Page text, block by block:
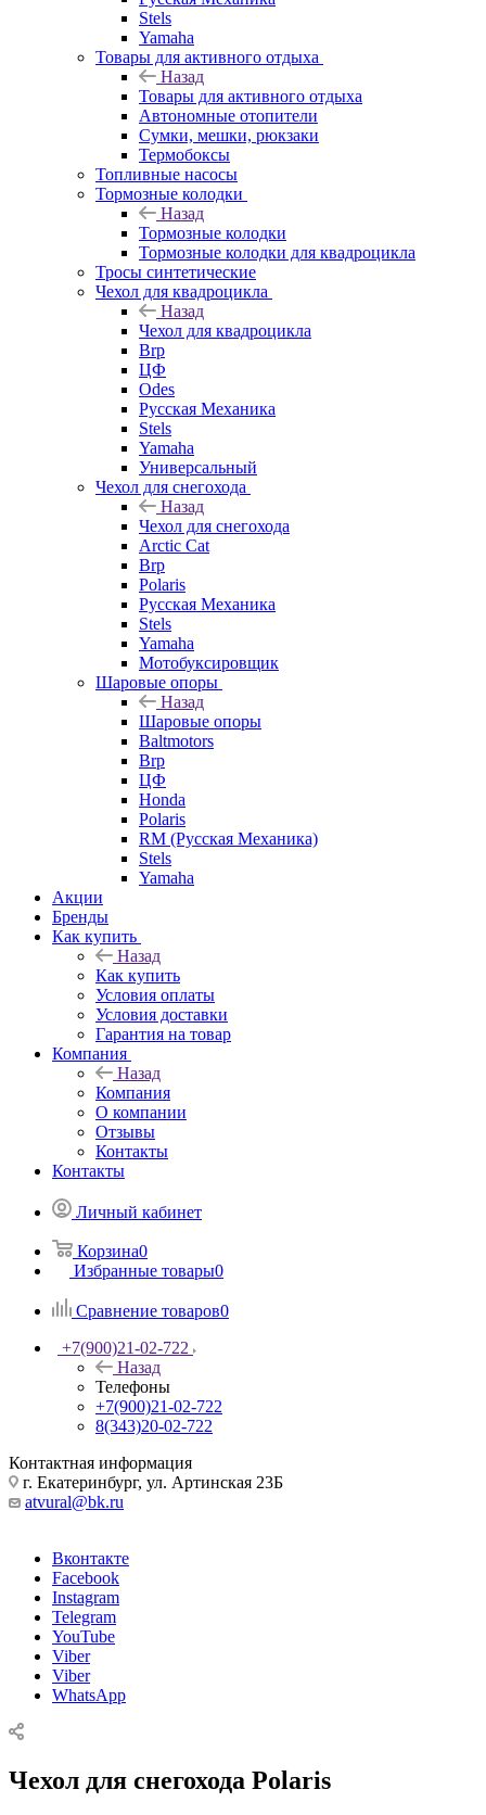
Stels
Yamaha
Товары для активного отдыха
Назад
Товары для активного отдыха
Автономные отопители
Сумки, мешки, рюкзаки
Термобоксы
Топливные насосы
Тормозные колодки
Назад
Тормозные колодки
Тормозные колодки для квадроцикла
Тросы синтетические
Чехол для квадроцикла
Назад
Чехол для квадроцикла
Brp
ЦФ
Odes
Русская Механика
Stels
Yamaha
Универсальный
Чехол для снегохода
Назад
Чехол для снегохода
Arctic Cat
Brp
Polaris
Русская Механика
Stels
Yamaha
Мотобуксировщик
Шаровые опоры
Назад
Шаровые опоры
Baltmotors
Brp
ЦФ
Honda
Polaris
RM (Русская Механика)
Stels
Yamaha
Акции
Бренды
Как купить
Назад
Как купить
Условия оплаты
Условия доставки
Гарантия на товар
Компания
Назад
Компания
О компании
Отзывы
Контакты
Контакты
Личный кабинет
Корзина0
Избранные товары0
Сравнение товаров0
+7(900)21-02-722
Назад
Телефоны
+7(900)21-02-722
8(343)20-02-722
Контактная информация
г. Екатеринбург, ул. Артинская 23Б
atvural@bk.ru
Вконтакте
Facebook
Instagram
Telegram
YouTube
Viber
Viber
WhatsApp
Чехол для снегохода Polaris